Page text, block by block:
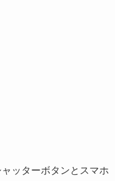
ッターボタンとスマホ